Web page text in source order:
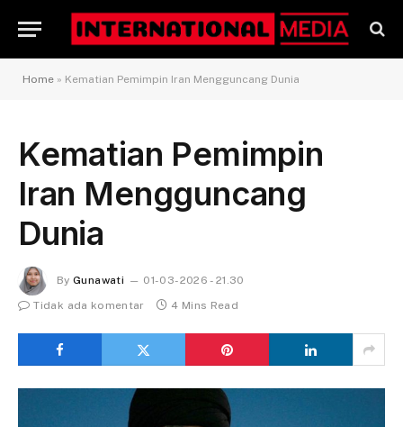
Home » Kematian Pemimpin Iran Mengguncang Dunia
Kematian Pemimpin
Iran Mengguncang
Dunia
By Gunawati
01-03-2026 - 21.30
Tidak ada komentar
4 Mins Read